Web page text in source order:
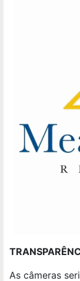
As câmeras